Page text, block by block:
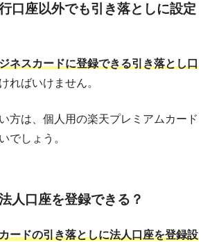
口座以外でも引き落としに設定
ネスカードに登録できる引き落とし口
ればいけません。
方は、個人用の楽天プレミアムカード
でしょう。
人口座を登録できる？
ードの引き落としに法人口座を登録設